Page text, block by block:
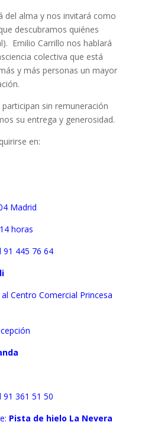
del alma y nos invitará como
descubramos quiénes
Emilio Carrillo nos hablará
colectiva que está
y más personas un mayor
sin remuneración
su entrega y generosidad.
en:
Madrid
horas
445 76 64
Centro Comercial Princesa
361 51 50
Pista de hielo La Nevera